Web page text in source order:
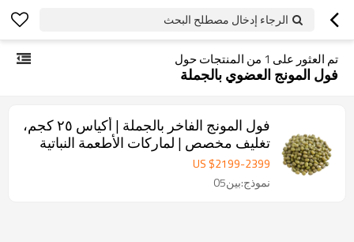
الرجاء إدخال مصطلح البحث
تم العثور على 1 من المنتجات حول
فول المونج العضوي بالجملة
فول المونج الفاخر بالجملة | أكياس ٢٥ كجم،
تغليف مخصص | لماركات الأطعمة النباتية
والصحية US $2199-2399
نموذج:بين05